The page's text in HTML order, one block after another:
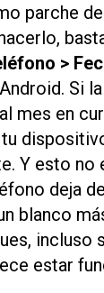
parche
>
Si
mes en
Y esto no
deja
blanco
incluso
estar